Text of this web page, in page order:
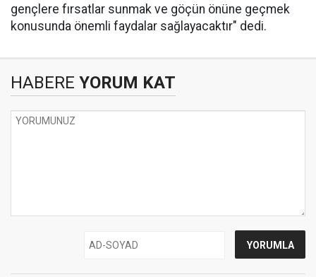
gençlere fırsatlar sunmak ve göçün önüne geçmek
konusunda önemli faydalar sağlayacaktır" dedi.
HABERE YORUM KAT